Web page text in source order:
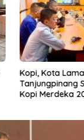
Kopi, Kota
Tanjungpinang
Kopi Merdeka